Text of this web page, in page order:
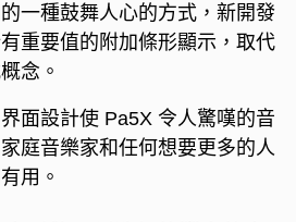
一種鼓舞人心的方式，新開發
重要值的附加條形顯示，取代
念。
面設計使 Pa5X 令人驚嘆的音
庭音樂家和任何想要更多的人
用。